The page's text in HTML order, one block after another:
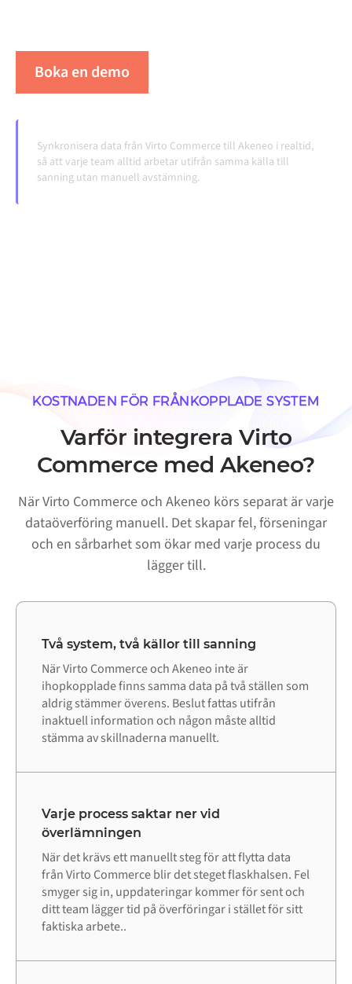
Boka en demo
Synkronisera data från Virto Commerce till Akeneo i realtid,
så att varje team alltid arbetar utifrån samma källa till
sanning utan manuell avstämning.
KOSTNADEN FÖR FRÅNKOPPLADE SYSTEM
Varför integrera Virto
Commerce med Akeneo?
När Virto Commerce och Akeneo körs separat är varje
dataöverföring manuell. Det skapar fel, förseningar
och en sårbarhet som ökar med varje process du
lägger till.
Två system, två källor till sanning
När Virto Commerce och Akeneo inte är
ihopkopplade finns samma data på två ställen som
aldrig stämmer överens. Beslut fattas utifrån
inaktuell information och någon måste alltid
stämma av skillnaderna manuellt.
Varje process saktar ner vid
överlämningen
När det krävs ett manuellt steg för att flytta data
från Virto Commerce blir det steget flaskhalsen. Fel
smyger sig in, uppdateringar kommer för sent och
ditt team lägger tid på överföringar i stället för sitt
faktiska arbete..